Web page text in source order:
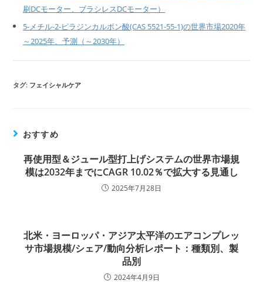
刷DCモーター、ブラシレスDCモーター）
5-メチル-2-ピラジンカルボン酸(CAS 5521-55-1)の世界市場2020年
～2025年、予測（～2030年）
タグ: フェイシャルケア
おすすめ
再使用型＆ジュール型打上げシステムの世界市場規
模は2032年までにCAGR 10.02％で拡大する見通し
2025年7月28日
北米・ヨーロッパ・アジア太平洋のエアコンプレッ
サ市場規模/シェア/動向分析レポート：種類別、製
品別
2024年4月9日